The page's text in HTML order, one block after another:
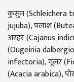
कुसुम (Schleichera
jujuba), पलाश
अरहर (Cajanus
(Ougeinia
infectoria), गूलर
(Acacia arabica),